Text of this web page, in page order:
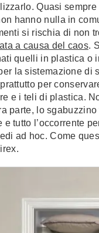
Quasi
hanno nulla in
si rischia di non
a causa del caos.
quelli in plastica o
la sistemazione di
per
e i teli di plastica.
parte, lo
e tutto l’occorrente
ad hoc. Come